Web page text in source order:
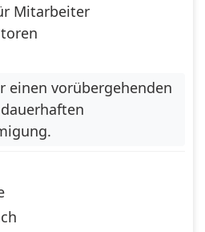
Laos
Liberia
Lithuania
Mitarbeiter
einen vorübergehenden